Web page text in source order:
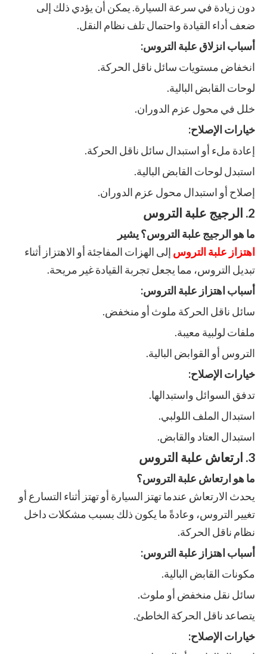
دون زيادة في سرعة السيارة. يمكن أن يؤدي ذلك إلى
ضعف أداء القيادة واحتمال تلف نظام النقل.
أسباب انزلاق علبة التروس:
انخفاض مستويات سائل ناقل الحركة.
لوحات القابض البالية.
خلل في محول عزم الدوران.
خيارات الإصلاح:
إعادة ملء أو استبدال سائل ناقل الحركة.
استبدل لوحات القابض البالية.
إصلاح أو استبدال محول عزم الدوران.
2. الرجيج علبة التروس
ما هو الرجيج علبة التروس؟ يشير
اهتزاز علبة التروس إلى الهزات المفاجئة أو الاهتزاز أثناء
تبديل التروس، مما يجعل تجربة القيادة غير مريحة.
أسباب اهتزاز علبة التروس:
سائل ناقل الحركة ملوث أو منخفض.
ملفات لولبية معيبة.
التروس أو القوابض البالية.
خيارات الإصلاح:
تدفق السوائل واستبدالها.
استبدال الملف اللولبي.
استبدال العتاد والقابض.
3. ارتعاش علبة التروس
ما هو ارتعاش علبة التروس؟
يحدث الارتعاش عندما تهتز السيارة أو تهتز أثناء التسارع أو
تغيير التروس، وعادةً ما يكون ذلك بسبب مشكلات داخل
نظام ناقل الحركة.
أسباب اهتزاز علبة التروس:
مكونات القابض البالية.
سائل نقل منخفض أو ملوث.
يتصاعد ناقل الحركة الخاطئ.
خيارات الإصلاح: